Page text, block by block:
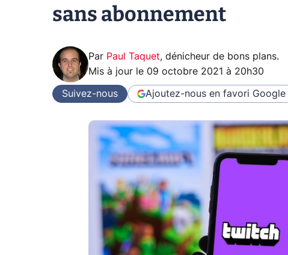
sans abonnement
Par Paul Taquet, dénicheur de bons plans.
Mis à jour le 09 octobre 2021 à 20h30
Suivez-nous Ajoutez-nous en favori Google